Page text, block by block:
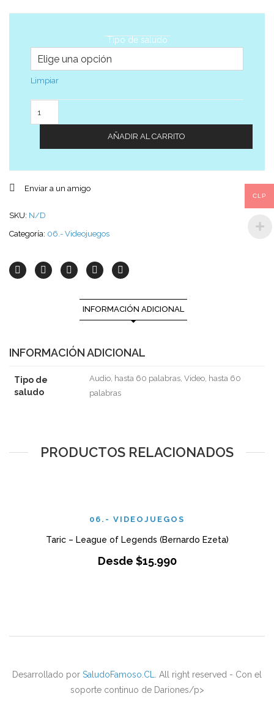
Tipo de saludo
Limpiar
AÑADIR AL CARRITO
Enviar a un amigo
SKU: N/D
Categoría: 06.- Videojuegos
INFORMACIÓN ADICIONAL
INFORMACIÓN ADICIONAL
Tipo de
saludo
Audio, hasta 60 palabras, Video, hasta 60
palabras
PRODUCTOS RELACIONADOS
06.- VIDEOJUEGOS
Taric – League of Legends (Bernardo Ezeta)
Desde $15.990
Desarrollado por SaludoFamoso.CL
. All right reserved - Con el
soporte continuo de Dariones/p>
CLP